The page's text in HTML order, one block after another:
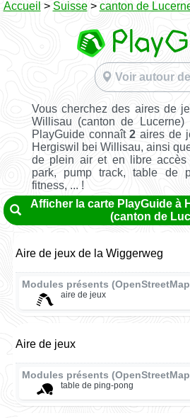
Accueil > Suisse> canton de
Voir autour
Vous cherchez des aires de
Willisau (canton de
PlayGuide connaît2 aires de
Hergiswil bei Willisau, ainsi
de plein air et en libre accès
park, pump track, table de
fitness, ... !
Afficher la carte PlayGuide à
(canton de
Aire de jeux de la Wiggerweg
Modules présents
aire de jeux
Aire de jeux
Modules présents
table de ping-pong